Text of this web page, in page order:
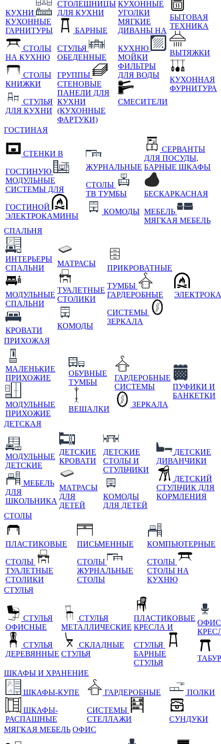
КУХНИ
КУХОННЫЕ
ГАРНИТУРЫ
СТОЛЫ
НА КУХНЮ
СТОЛЫ
КНИЖКИ
СТУЛЬЯ
ДЛЯ КУХНИ
СТОЛЕШНИЦЫ
ДЛЯ КУХНИ
БАРНЫЕ
СТУЛЬЯ
ОБЕДЕННЫЕ
ГРУППЫ
СТЕНОВЫЕ
ПАНЕЛИ ДЛЯ
КУХНИ
(КУХОННЫЕ
ФАРТУКИ)
КУХОННЫЕ
УГОЛКИ
МЯГКИЕ
ДИВАНЫ НА
КУХНЮ
МОЙКИ
ФИЛЬТРЫ
ДЛЯ ВОДЫ
СМЕСИТЕЛИ
БЫТОВАЯ
ТЕХНИКА
ВЫТЯЖКИ
КУХОННАЯ
ФУРНИТУРА
ГОСТИНАЯ
СТЕНКИ В
ГОСТИНУЮ
МОДУЛЬНЫЕ
СИСТЕМЫ ДЛЯ
ГОСТИНОЙ
ЭЛЕКТРОКАМИНЫ
ЖУРНАЛЬНЫЕ
СТОЛЫ
ТВ ТУМБЫ
КОМОДЫ
СЕРВАНТЫ
ДЛЯ ПОСУДЫ,
БАРНЫЕ ШКАФЫ
БЕСКАРКАСНАЯ
МЕБЕЛЬ
МЯГКАЯ МЕБЕЛЬ
СПАЛЬНЯ
ИНТЕРЬЕРЫ
СПАЛЬНИ
МОДУЛЬНЫЕ
СПАЛЬНИ
КРОВАТИ
МАТРАСЫ
ТУАЛЕТНЫЕ
СТОЛИКИ
КОМОДЫ
ПРИКРОВАТНЫЕ
ТУМБЫ
ГАРДЕРОБНЫЕ
СИСТЕМЫ
ЗЕРКАЛА
ПРИХОЖАЯ
МАЛЕНЬКИЕ
ПРИХОЖИЕ
МОДУЛЬНЫЕ
ПРИХОЖИЕ
ОБУВНЫЕ
ТУМБЫ
ВЕШАЛКИ
ГАРДЕРОБНЫЕ
СИСТЕМЫ
ЗЕРКАЛА
ПУФИКИ И
БАНКЕТКИ
ДЕТСКАЯ
МОДУЛЬНЫЕ
ДЕТСКИЕ
МЕБЕЛЬ
ДЛЯ
ШКОЛЬНИКА
ДЕТСКИЕ
КРОВАТИ
МАТРАСЫ
ДЛЯ
ДЕТЕЙ
ДЕТСКИЕ
СТОЛЫ И
СТУЛЬЧИКИ
КОМОДЫ
ДЛЯ ДЕТЕЙ
ДЕТСКИЕ
ДИВАНЧИКИ
ДЕТСКИЙ
СТУЛЬЧИК ДЛЯ
КОРМЛЕНИЯ
СТОЛЫ
ПЛАСТИКОВЫЕ
СТОЛЫ
ТУАЛЕТНЫЕ
СТОЛИКИ
ПИСЬМЕННЫЕ
СТОЛЫ
ЖУРНАЛЬНЫЕ
СТОЛЫ
КОМПЬЮТЕРНЫЕ
СТОЛЫ
СТОЛЫ НА
КУХНЮ
СТУЛЬЯ
СТУЛЬЯ
ОФИСНЫЕ
СТУЛЬЯ
ДЕРЕВЯННЫЕ
СТУЛЬЯ
МЕТАЛЛИЧЕСКИЕ
СКЛАДНЫЕ
СТУЛЬЯ
ПЛАСТИКОВЫЕ
КРЕСЛА И
СТУЛЬЯ
БАРНЫЕ
СТУЛЬЯ
ШКАФЫ И ХРАНЕНИЕ
ШКАФЫ-КУПЕ
ШКАФЫ-
РАСПАШНЫЕ
ГАРДЕРОБНЫЕ
СИСТЕМЫ
СТЕЛЛАЖИ
ПОЛКИ
СУНДУКИ
МЯГКАЯ МЕБЕЛЬ ОФИС